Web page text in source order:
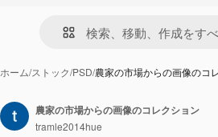
ホーム/ストック/PSD/農家の市場からの画像のコ
農家の市場からの画像のコレクション
tramle2014hue